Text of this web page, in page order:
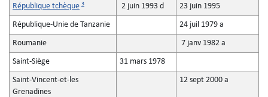
République tchèque 3 2 juin 1993 d 23 juin 1995
République-Unie de Tanzanie 24 juil 1979 a
Roumanie 7 janv 1982 a
Saint-Siège 31 mars 1978
Saint-Vincent-et-les
Grenadines
12 sept 2000 a